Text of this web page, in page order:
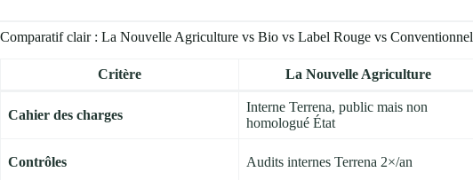
Comparatif clair : La Nouvelle Agriculture vs Bio vs Label Rouge vs Conventionnel
Critère La Nouvelle Agriculture
Cahier des charges
Interne Terrena, public mais non
homologué État
Contrôles Audits internes Terrena 2×/an